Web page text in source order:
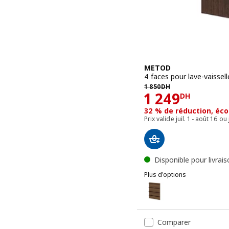
METOD
4 faces pour lave-
1 850DH
1850DH
1 249DH
Prix 1249DH
32 % de réduction,
Prix valide juil. 1 - août 16
Disponible pour
Plus d'options
METOD
Option : METOD, 4
Option : METOD, 4
Comparer